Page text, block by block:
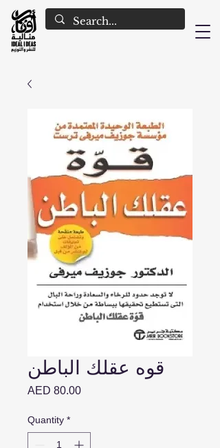
قوه عقلك الباطن
AED 80.00Price
Quantity *